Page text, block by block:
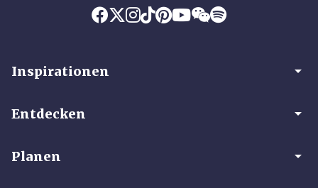
Inspirationen arrow_drop_down
Entdecken arrow_drop_down
Planen arrow_drop_down